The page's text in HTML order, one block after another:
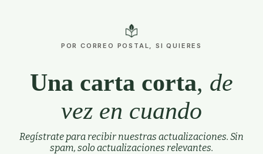
POR CORREO POSTAL, SI QUIERES
Una carta corta, de
vez en cuando
Regístrate para recibir nuestras actualizaciones. Sin
spam, solo actualizaciones relevantes.